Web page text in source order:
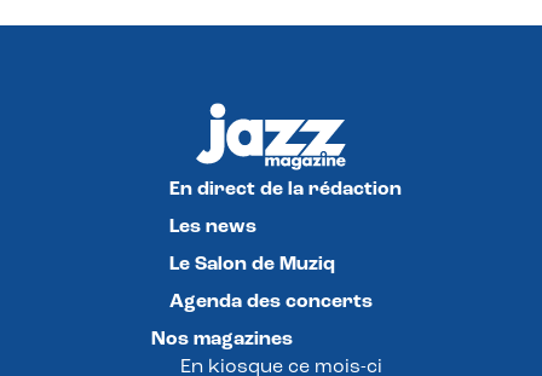
En direct de la rédaction
Les news
Le Salon de Muziq
Agenda des concerts
Nos magazines
En kiosque ce mois-ci